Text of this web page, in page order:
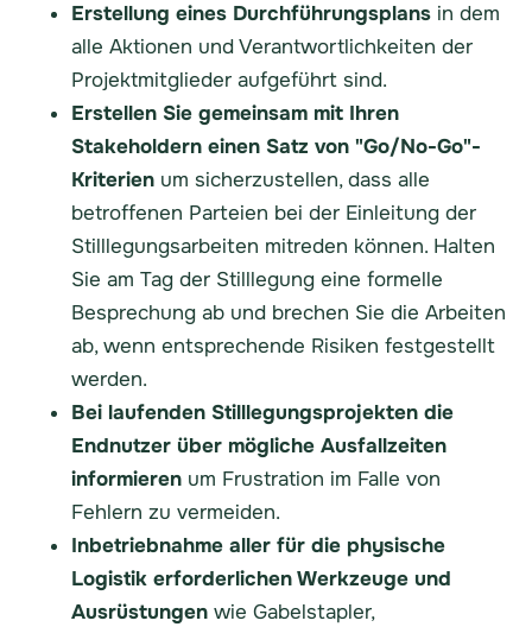
Erstellung eines Durchführungsplans in dem
alle Aktionen und Verantwortlichkeiten der
Projektmitglieder aufgeführt sind.
Erstellen Sie gemeinsam mit Ihren
Stakeholdern einen Satz von "Go/No-Go"-
Kriterien um sicherzustellen, dass alle
betroffenen Parteien bei der Einleitung der
Stilllegungsarbeiten mitreden können. Halten
Sie am Tag der Stilllegung eine formelle
Besprechung ab und brechen Sie die Arbeiten
ab, wenn entsprechende Risiken festgestellt
werden.
Bei laufenden Stilllegungsprojekten die
Endnutzer über mögliche Ausfallzeiten
informieren um Frustration im Falle von
Fehlern zu vermeiden.
Inbetriebnahme aller für die physische
Logistik erforderlichen Werkzeuge und
Ausrüstungen wie Gabelstapler,